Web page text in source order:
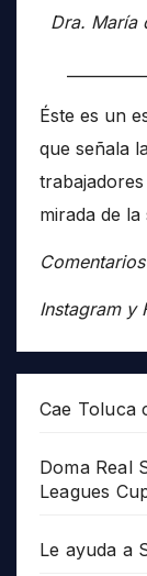
Dra. María
Éste es un
que señala
mirada de la
Instagram y
Cae Toluca
Doma Real
Leagues
Le ayuda a